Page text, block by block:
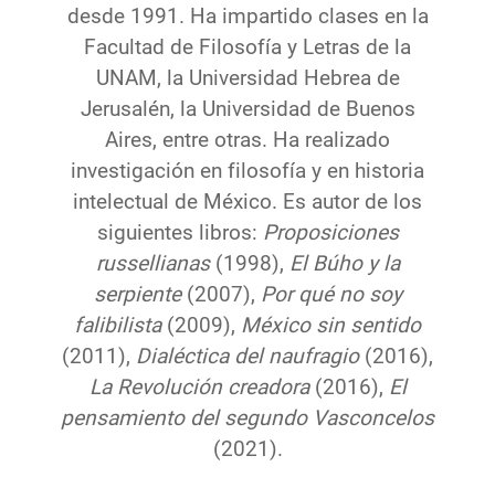
desde 1991. Ha impartido clases en la
Facultad de Filosofía y Letras de la
UNAM, la Universidad Hebrea de
Jerusalén, la Universidad de Buenos
Aires, entre otras. Ha realizado
investigación en filosofía y en historia
intelectual de México. Es autor de los
siguientes libros: Proposiciones
russellianas(1998), El Búho y la
serpiente (2007), Por qué no soy
falibilista (2009), México sin sentido
(2011), Dialéctica del naufragio (2016),
La Revolución creadora (2016), El
pensamiento del segundo Vasconcelos
(2021).